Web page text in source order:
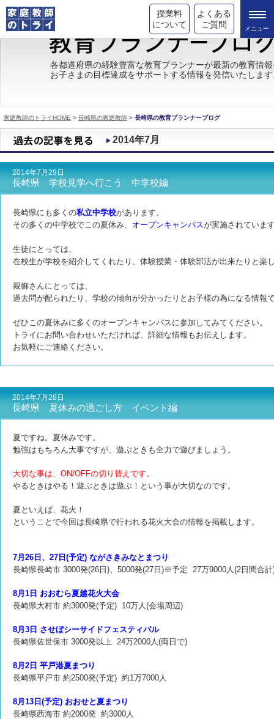
授業料
について
よくある
ご質問
トライの教育理念
成績が上がる理由
都道府県別情報
合格体験談
キャンペーン情報
各都道府県の経験豊富な教育プランナーが最新の教育情
お子さまの目標達成をサポートする情報を発信いたしま
家庭教師のトライHOME > 長崎県の家庭教師 > 長崎県の教育プランナーブログ
2014年7月
2014年7月29日
長崎県 学校見学へ行こう 中学校編
長崎県にも多くの私立中学校があります。
その多くの中学校でこの夏休み、 オープンキャンパスが実施されていま
生徒にとっては、
在校生が学校を紹介してくれたり、体験授業・体験部活が出来たりと楽
親御さんにとっては、
過去問が配られたり、学校の傾向が分かったりとお子様の為になる情報
ぜひこの夏休みに多くのオープンキャンパスに参加してみてください。
トライにお問い合わせいただければ、詳細な情報もお伝えします。
お気軽にご連絡ください。
2014年7月28日
長崎県 夏休みの過ごし方 イベント編
夏ですね。夏休みです。
勉強はも ちろん大事ですが、遊ぶときも全力で遊びましょう。
大切な事は、ON/OFFの切り替えです。
やるときはやる！遊ぶときは遊ぶ！という事が大切なのです。
夏といえば、花火！
ということで今回は長崎県で行われる花火大会の情報を掲載します。
7月26日、27日(予定) ながさきみなとまつり
長崎県長崎市 3000発(26日)、5000発(27日)※予定 27万9000人(2日間合計
8月1日 おおむら夏越花火大会
長崎県大村市 約3000発(予定) 10万人(会場周辺)
8月3日 させぼシーサイドフェスティバル
長崎県佐世保市 3000発以上 24万2000人(両日で)
8月2日 平戸港夏まつり
長崎県平戸市 約2500発(予定) 約1万7000人
8月13日(予定) おおせと夏まつり
長崎県西海市 約2000発 約3000人